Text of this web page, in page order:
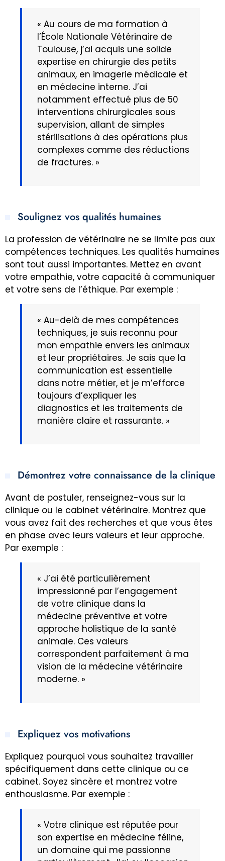
« Au cours de ma formation à
l’École Nationale Vétérinaire de
Toulouse, j’ai acquis une solide
expertise en chirurgie des petits
animaux, en imagerie médicale et
en médecine interne. J’ai
notamment effectué plus de 50
interventions chirurgicales sous
supervision, allant de simples
stérilisations à des opérations plus
complexes comme des réductions
de fractures. »
Soulignez vos qualités humaines
La profession de vétérinaire ne se limite pas aux
compétences techniques. Les qualités humaines
sont tout aussi importantes. Mettez en avant
votre empathie, votre capacité à communiquer
et votre sens de l’éthique. Par exemple :
« Au-delà de mes compétences
techniques, je suis reconnu pour
mon empathie envers les animaux
et leur propriétaires. Je sais que la
communication est essentielle
dans notre métier, et je m’efforce
toujours d’expliquer les
diagnostics et les traitements de
manière claire et rassurante. »
Démontrez votre connaissance de la clinique
Avant de postuler, renseignez-vous sur la
clinique ou le cabinet vétérinaire. Montrez que
vous avez fait des recherches et que vous êtes
en phase avec leurs valeurs et leur approche.
Par exemple :
« J’ai été particulièrement
impressionné par l’engagement
de votre clinique dans la
médecine préventive et votre
approche holistique de la santé
animale. Ces valeurs
correspondent parfaitement à ma
vision de la médecine vétérinaire
moderne. »
Expliquez vos motivations
Expliquez pourquoi vous souhaitez travailler
spécifiquement dans cette clinique ou ce
cabinet. Soyez sincère et montrez votre
enthousiasme. Par exemple :
« Votre clinique est réputée pour
son expertise en médecine féline,
un domaine qui me passionne